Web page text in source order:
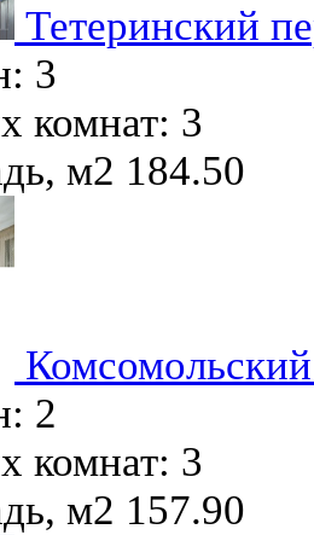
Тетеринский
3
комнат: 3
м2 184.50
2
комнат: 3
м2 157.90